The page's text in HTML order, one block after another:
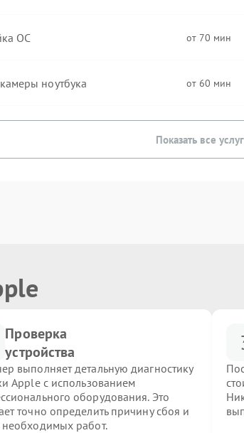
ОС 70
ноутбука 60
Показать все
Проверка
устройства
выполняет детальную диагностику
Apple с использованием
оборудования. Это
точно определить причину сбоя и
работ.